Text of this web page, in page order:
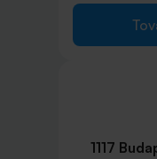
1117